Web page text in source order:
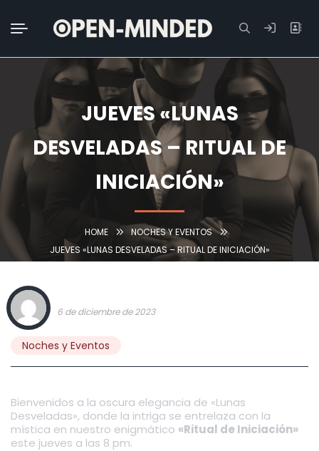
Buscar:
JUEVES «LUNAS
DESVELADAS – RITUAL DE
INICIACIÓN»
HOME
NOCHES Y EVENTOS
JUEVES «LUNAS DESVELADAS – RITUAL DE INICIACIÓN»
6 de diciembre de 2023
Noches y Eventos
Bienvenidos a la oscura elegancia de «Lunas
Desveladas», donde la intriga se entrelaza con la
mística en nuestro enigmático «Ritual de Iniciación»
este jueves a las 8 pm.